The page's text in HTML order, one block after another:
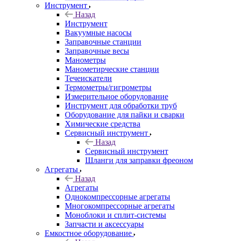
Инструмент
Назад
Инструмент
Вакуумные насосы
Заправочные станции
Заправочные весы
Манометры
Манометирческие станции
Течеискатели
Термометры/гигрометры
Измерительное оборудование
Инструмент для обработки труб
Оборудование для пайки и сварки
Химические средства
Сервисный инструмент
Назад
Сервисный инструмент
Шланги для заправки фреоном
Агрегаты
Назад
Агрегаты
Однокомпрессорные агрегаты
Многокомпрессорные агрегаты
Моноблоки и сплит-системы
Запчасти и аксессуары
Емкостное оборудование